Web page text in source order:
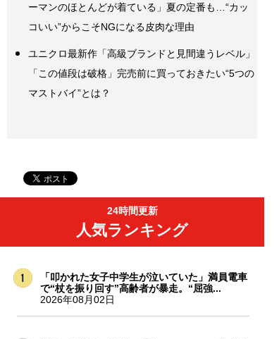
ーマンのほとんどが着ている」夏の定番も…“カッ
コいい”からこそNGになる皮肉な理由
ユニクロ最新作「高級ブランドと見間違うレベル」
「この値段は破格」完売前に買っておきたい“5つの
マストバイ”とは？
24時間更新
人気ランキング
「叩かれた女子中学生が泣いていた」満員電車
で“杖を振り回す”高齢者が暴走。“屈強...
2026年08月02日